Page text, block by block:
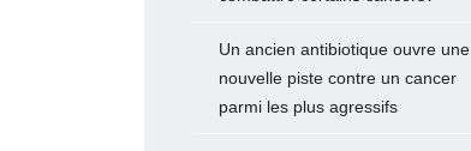
Un ancien antibiotique ouvre une
nouvelle piste contre un cancer
parmi les plus agressifs